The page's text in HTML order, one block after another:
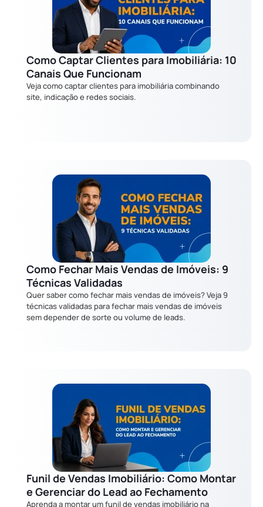
Como Captar Clientes para Imobiliária: 10
Canais Que Funcionam
Veja como captar clientes para imobiliária combinando
site, indicação e redes sociais.
Como Fechar Mais Vendas de Imóveis: 9
Técnicas Validadas
Quer saber como fechar mais vendas de imóveis? Veja 9
técnicas validadas para fechar mais vendas de imóveis
sem depender de sorte ou volume de leads.
Funil de Vendas Imobiliário: Como Montar
e Gerenciar do Lead ao Fechamento
Aprenda a montar um funil de vendas imobiliário na